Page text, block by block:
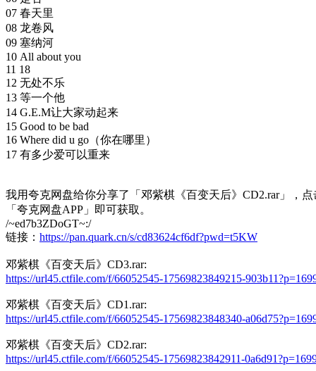
07 春天里
08 龙卷风
09 塞纳河
10 All about you
11 18
12 无处不乐
13 等一个他
14 G.E.M让大家动起来
15 Good to be bad
16 Where did u go（你在哪里）
17 有多少爱可以重来
我用夸克网盘给你分享了「邓紫棋《百变天后》CD2.rar」，
「夸克网盘APP」即可获取。
/~ed7b3ZDoGT~:/
链接： https://pan.quark.cn/s/cd83624cf6df?pwd=t5KW
邓紫棋《百变天后》CD3.rar:
https://url45.ctfile.com/f/66052545-17569823849215-
邓紫棋《百变天后》CD1.rar:
https://url45.ctfile.com/f/66052545-17569823848340-
邓紫棋《百变天后》CD2.rar:
https://url45.ctfile.com/f/66052545-17569823842911-